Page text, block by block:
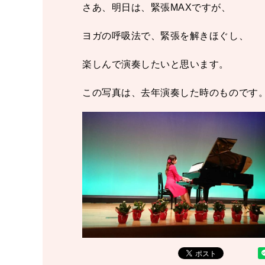
さあ、明日は、緊張MAXですが、
ヨガの呼吸法で、緊張を解きほぐし、
楽しんで演奏したいと思います。
この写真は、去年演奏した時のものです